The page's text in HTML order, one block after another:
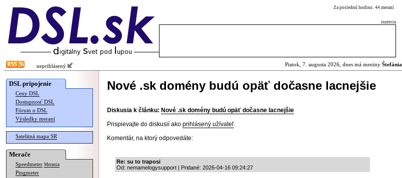
Za poslednú hodinu: 44 meraní
inzercia
neprihlásený Piatok, 7. augusta 2026, dnes má meniny Štefánia
DSL pripojenie
Ceny DSL
Dostupnosť DSL
Fórum o DSL
Výsledky meraní
Satelitná mapa SR
Merače
Speedmeter Merania
Pingmeter
Nové .sk domény budú opäť dočasne lacnejšie
Diskusia k článku: Nové .sk domény budú opäť dočasne lacnejšie
Prispievajte do diskusií ako prihlásený užívateľ.
Komentár, na ktorý odpovedáte:
Re: su to traposi
Od: nemamelogysupport | Pridané: 2026-04-16 09:24:27